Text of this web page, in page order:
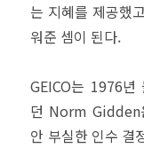
는 지혜를 제공했
워준 셈이 된다.
GEICO는 1976년
던 Norm Gidden
안 부실한 인수 결